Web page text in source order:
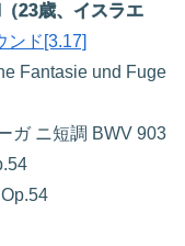
23歳、イスラエ
ド[3.17]
Fantasie und Fuge
ガ ニ短調 BWV 903